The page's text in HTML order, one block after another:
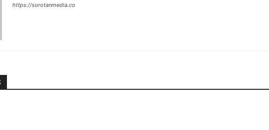
https://sorotanmedia.co